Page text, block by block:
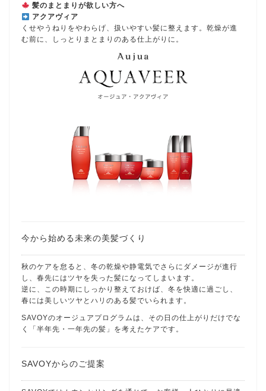
髪のまとまりが欲しい方へ
アクアヴィア
くせやうねりをやわらげ、扱いやすい髪に整えます。乾燥が進
む前に、しっとりまとまりのある仕上がりに。
今から始める未来の美髪づくり
秋のケアを怠ると、冬の乾燥や静電気でさらにダメージが進行
し、春先にはツヤを失った髪になってしまいます。
逆に、この時期にしっかり整えておけば、冬を快適に過ごし、
春には美しいツヤとハリのある髪でいられます。
SAVOYのオージュアプログラムは、その日の仕上がりだけでな
く「半年先・一年先の髪」を考えたケアです。
SAVOYからのご提案